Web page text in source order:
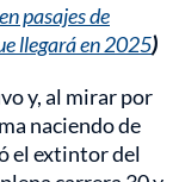
pasajes de
llegará en 2025)
y, al mirar por
naciendo de
el extintor del